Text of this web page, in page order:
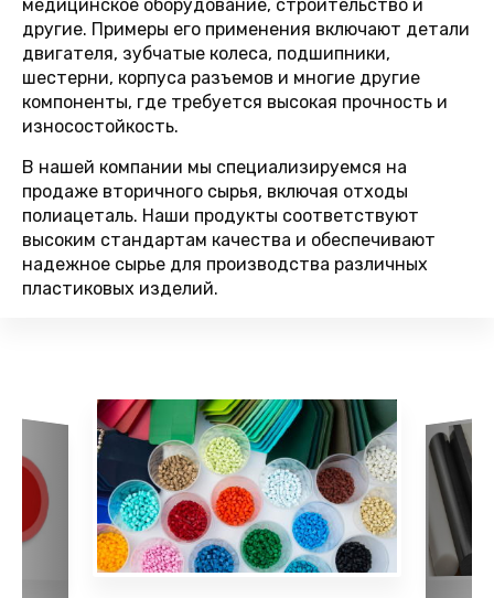
медицинское оборудование, строительство и
другие. Примеры его применения включают детали
двигателя, зубчатые колеса, подшипники,
шестерни, корпуса разъемов и многие другие
компоненты, где требуется высокая прочность и
износостойкость.
В нашей компании мы специализируемся на
продаже вторичного сырья, включая отходы
полиацеталь. Наши продукты соответствуют
высоким стандартам качества и обеспечивают
надежное сырье для производства различных
пластиковых изделий.